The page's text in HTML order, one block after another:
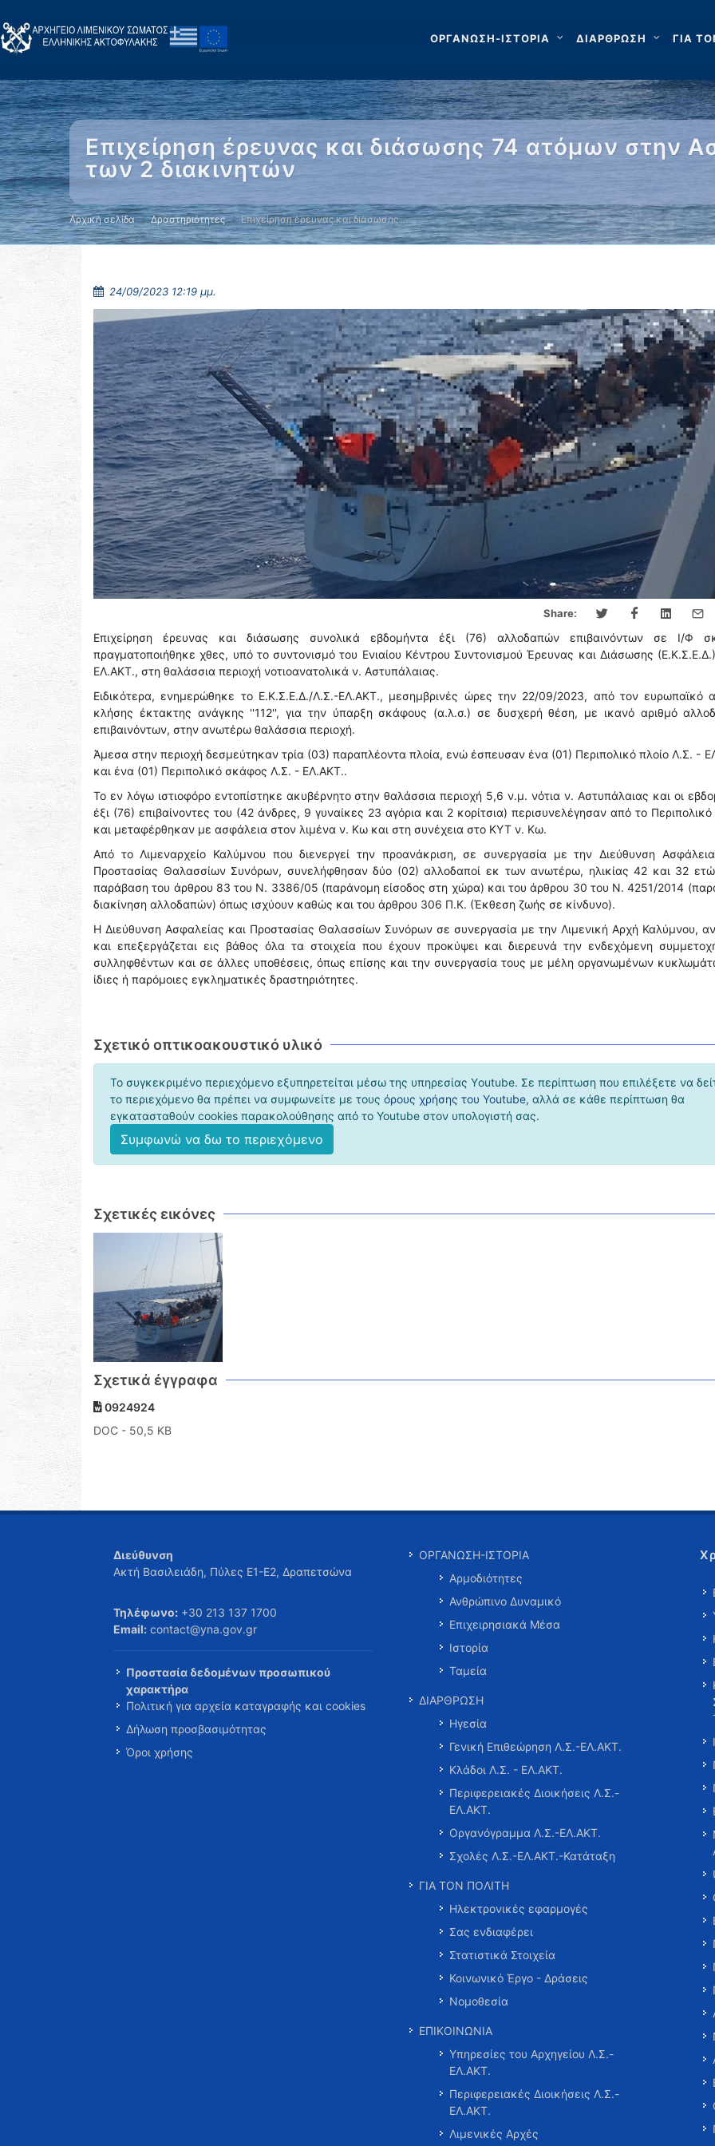
ΟΡΓΑΝΩΣΗ-ΙΣΤΟΡΙΑ ΔΙΑΡΘΡΩΣΗ ΓΙΑ
Επιχείρηση έρευνας και διάσωσης 74 ατόμων στην
των 2 διακινητών
Αρχική σελίδα Δραστηριότητες Επιχείρηση έρευνας και διάσωσης …
24/09/2023 12:19 μμ.
Share:
Επιχείρηση έρευνας και διάσωσης συνολικά εβδομήντα έξι (76) αλλοδαπών επιβαινόντων σε Ι/Φ
πραγματοποιήθηκε χθες, υπό το συντονισμό του Ενιαίου Κέντρου Συντονισμού Έρευνας και Διάσωσης
ΕΛ.ΑΚΤ., στη θαλάσσια περιοχή νοτιοανατολικά ν. Αστυπάλαιας.
Ειδικότερα, ενημερώθηκε το Ε.Κ.Σ.Ε.Δ./Λ.Σ.-ΕΛ.ΑΚΤ., μεσημβρινές ώρες την 22/09/2023, από τον ευρωπαϊκό
κλήσης έκτακτης ανάγκης ''112'', για την ύπαρξη σκάφους (α.λ.σ.) σε δυσχερή θέση, με ικανό αριθμό
επιβαινόντων, στην ανωτέρω θαλάσσια περιοχή.
Άμεσα στην περιοχή δεσμεύτηκαν τρία (03) παραπλέοντα πλοία, ενώ έσπευσαν ένα (01) Περιπολικό πλοίο Λ.Σ. -
και ένα (01) Περιπολικό σκάφος Λ.Σ. - ΕΛ.ΑΚΤ..
Το εν λόγω ιστιοφόρο εντοπίστηκε ακυβέρνητο στην θαλάσσια περιοχή 5,6 ν.μ. νότια ν. Αστυπάλαιας και οι
έξι (76) επιβαίνοντες του (42 άνδρες, 9 γυναίκες 23 αγόρια και 2 κορίτσια) περισυνελέγησαν από το Περιπολικό
και μεταφέρθηκαν με ασφάλεια στον λιμένα ν. Κω και στη συνέχεια στο ΚΥΤ ν. Κω.
Από το Λιμεναρχείο Καλύμνου που διενεργεί την προανάκριση, σε συνεργασία με την Διεύθυνση
Προστασίας Θαλασσίων Συνόρων, συνελήφθησαν δύο (02) αλλοδαποί εκ των ανωτέρω, ηλικίας 42 και 32
παράβαση του άρθρου 83 του Ν. 3386/05 (παράνομη είσοδος στη χώρα) και του άρθρου 30 του Ν. 4251/2014
διακίνηση αλλοδαπών) όπως ισχύουν καθώς και του άρθρου 306 Π.Κ. (Έκθεση ζωής σε κίνδυνο).
Η Διεύθυνση Ασφαλείας και Προστασίας Θαλασσίων Συνόρων σε συνεργασία με την Λιμενική Αρχή Καλύμνου,
και επεξεργάζεται εις βάθος όλα τα στοιχεία που έχουν προκύψει και διερευνά την ενδεχόμενη
συλληφθέντων και σε άλλες υποθέσεις, όπως επίσης και την συνεργασία τους με μέλη οργανωμένων
ίδιες ή παρόμοιες εγκληματικές δραστηριότητες.
Σχετικό οπτικοακουστικό υλικό
Το συγκεκριμένο περιεχόμενο εξυπηρετείται μέσω της υπηρεσίας Υoutube. Σε περίπτωση που επιλέξετε να
το περιεχόμενο θα πρέπει να συμφωνείτε με τους όρους χρήσης του Youtube, αλλά σε κάθε περίπτωση θα
εγκατασταθούν cookies παρακολούθησης από το Youtube στον υπολογιστή σας.
Συμφωνώ να δω το περιεχόμενο
Σχετικές εικόνες
Σχετικά έγγραφα
0924924
DOC - 50,5 KB
Διεύθυνση
Ακτή Βασιλειάδη, Πύλες Ε1-Ε2, Δραπετσώνα
Τηλέφωνο: +30 213 137 1700
Email: contact@yna.gov.gr
Προστασία δεδομένων προσωπικού
χαρακτήρα
Πολιτική για αρχεία καταγραφής και cookies
Δήλωση προσβασιμότητας
Όροι χρήσης
ΟΡΓΑΝΩΣΗ-ΙΣΤΟΡΙΑ
Αρμοδιότητες
Ανθρώπινο Δυναμικό
Επιχειρησιακά Μέσα
Ιστορία
Ταμεία
ΔΙΑΡΘΡΩΣΗ
Ηγεσία
Γενική Επιθεώρηση Λ.Σ.-ΕΛ.ΑΚΤ.
Κλάδοι Λ.Σ. - ΕΛ.ΑΚΤ.
Περιφερειακές Διοικήσεις Λ.Σ.-
ΕΛ.ΑΚΤ.
Οργανόγραμμα Λ.Σ.-ΕΛ.ΑΚΤ.
Σχολές Λ.Σ.-ΕΛ.ΑΚΤ.-Κατάταξη
ΓΙΑ ΤΟΝ ΠΟΛΙΤΗ
Ηλεκτρονικές εφαρμογές
Σας ενδιαφέρει
Στατιστικά Στοιχεία
Κοινωνικό Έργο - Δράσεις
Νομοθεσία
ΕΠΙΚΟΙΝΩΝΙΑ
Υπηρεσίες του Αρχηγείου Λ.Σ.-
ΕΛ.ΑΚΤ.
Περιφερειακές Διοικήσεις Λ.Σ.-
ΕΛ.ΑΚΤ.
Λιμενικές Αρχές